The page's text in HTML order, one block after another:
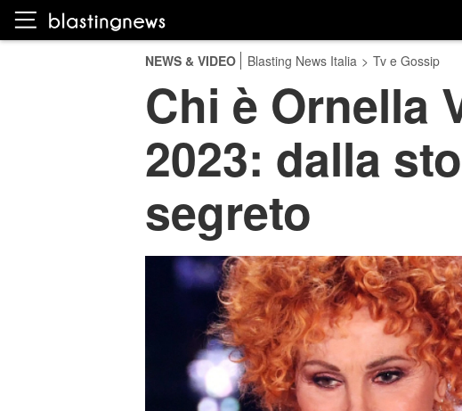
NEWS & VIDEO Blasting News Italia > Tv e Gossip
Chi è Ornella
2023: dalla
segreto